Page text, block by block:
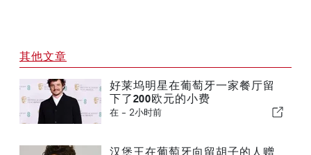
其他文章
好莱坞明星在葡萄牙一家餐厅留
下了200欧元的小费
在 - 2小时前
汉堡王在葡萄牙向留胡子的人赠